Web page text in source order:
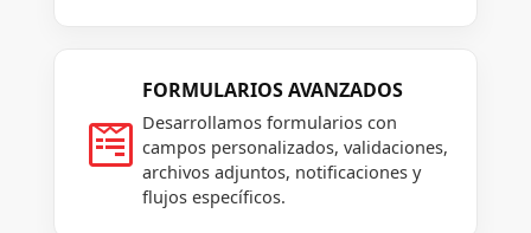

FORMULARIOS AVANZADOS
Desarrollamos formularios con
campos personalizados, validaciones,
archivos adjuntos, notificaciones y
flujos específicos.